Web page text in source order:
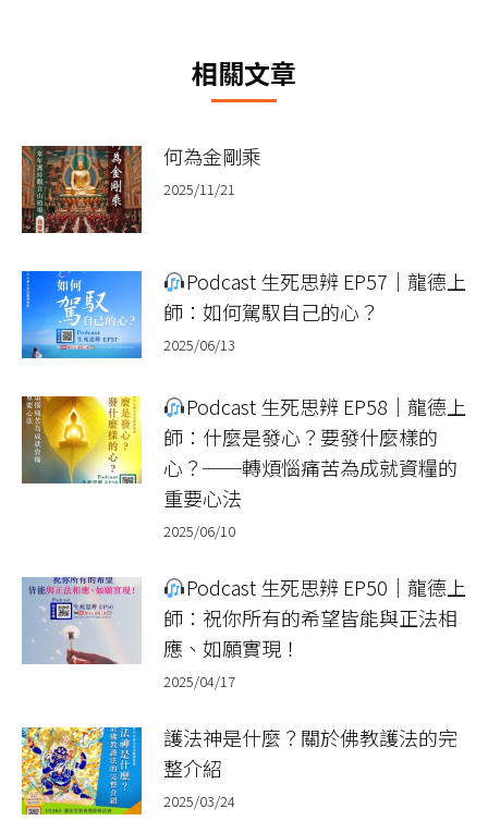
章：
相關文章
何為金剛乘
2025/11/21
Podcast 生死思辨 EP57｜龍德上
師：如何駕馭自己的心？
2025/06/13
Podcast 生死思辨 EP58｜龍德上
師：什麼是發心？要發什麼樣的
心？──轉煩惱痛苦為成就資糧的
重要心法
2025/06/10
Podcast 生死思辨 EP50｜龍德上
師：祝你所有的希望皆能與正法相
應、如願實現！
2025/04/17
護法神是什麼？關於佛教護法的完
整介紹
2025/03/24